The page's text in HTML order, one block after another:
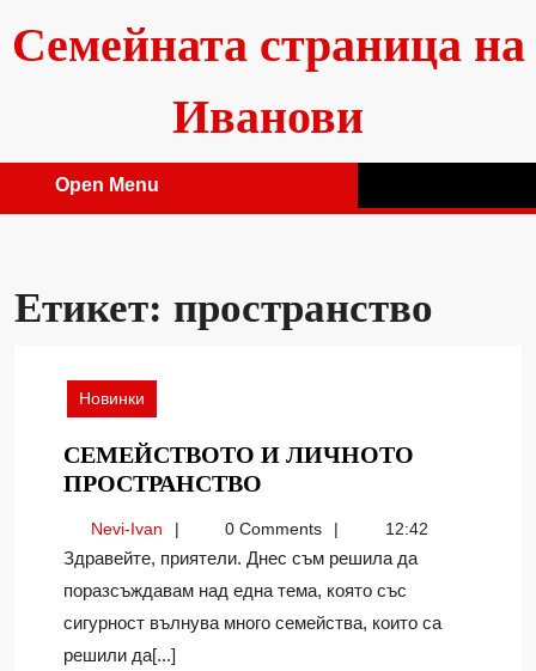
content
Семейната страница на
Иванови
Open Menu
Етикет: пространство
Новинки
СЕМЕЙСТВОТО И ЛИЧНОТО
ПРОСТРАНСТВО
ЛИЧНОТО
ПРОСТРАНСТВО
Nevi-IvanNevi-
Ivan
0 Comments 12:42
Здравейте, приятели. Днес съм решила да
поразсъждавам над една тема, която със
сигурност вълнува много семейства, които са
решили да[...]